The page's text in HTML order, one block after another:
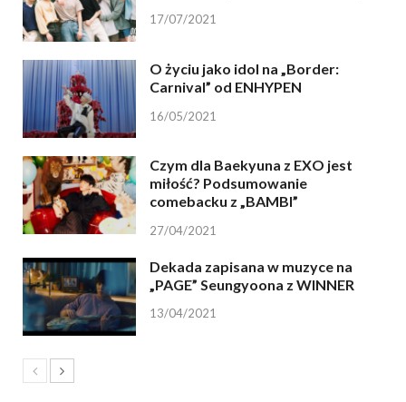
17/07/2021
O życiu jako idol na „Border:
Carnival” od ENHYPEN
16/05/2021
Czym dla Baekyuna z EXO jest
miłość? Podsumowanie
comebacku z „BAMBI”
27/04/2021
Dekada zapisana w muzyce na
„PAGE” Seungyoona z WINNER
13/04/2021